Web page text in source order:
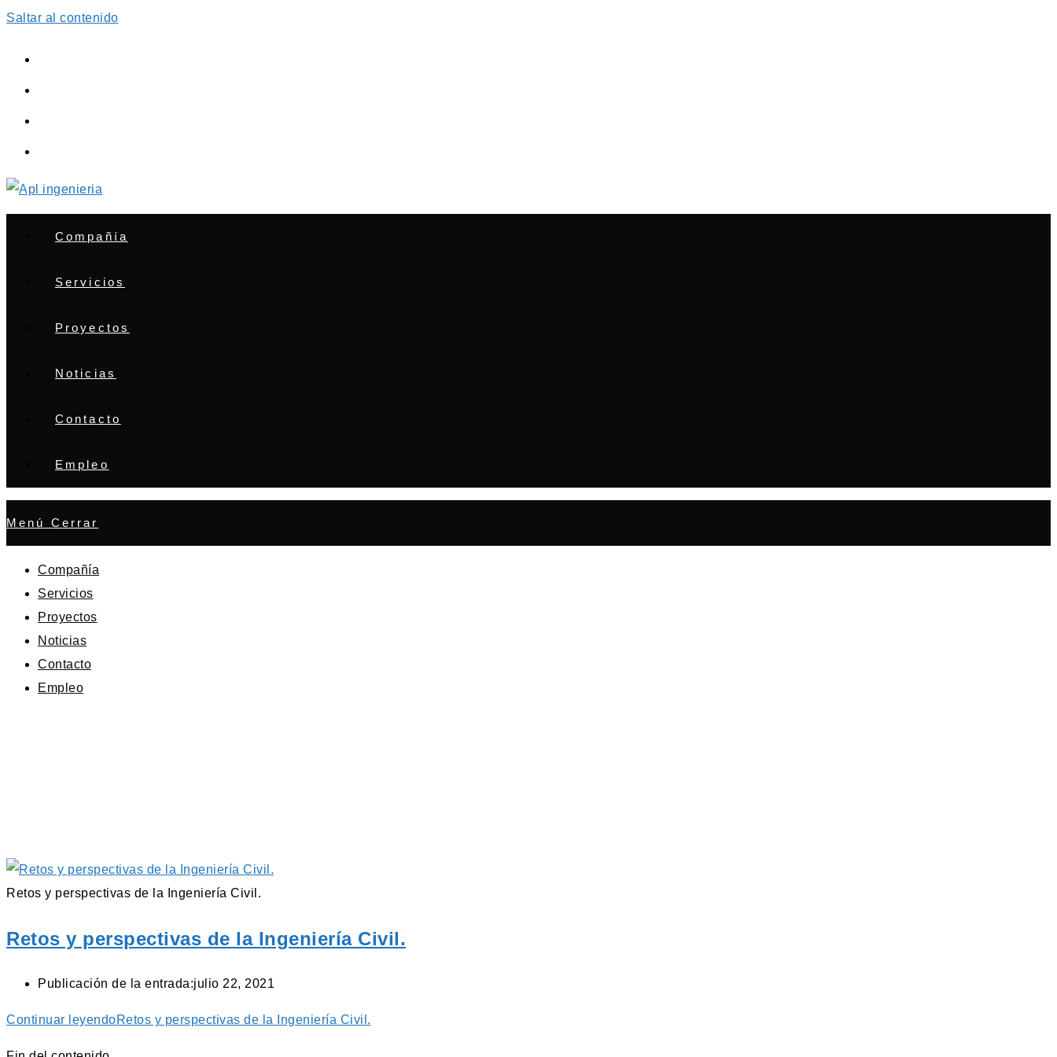
Saltar al contenido
Compañía
Servicios
Proyectos
Noticias
Contacto
Empleo
Menú Cerrar
Compañía
Servicios
Proyectos
Noticias
Contacto
Empleo
Retos y perspectivas de la Ingeniería Civil.
Retos y perspectivas de la Ingeniería Civil.
Publicación de la entrada:julio 22, 2021
Continuar leyendoRetos y perspectivas de la Ingeniería Civil.